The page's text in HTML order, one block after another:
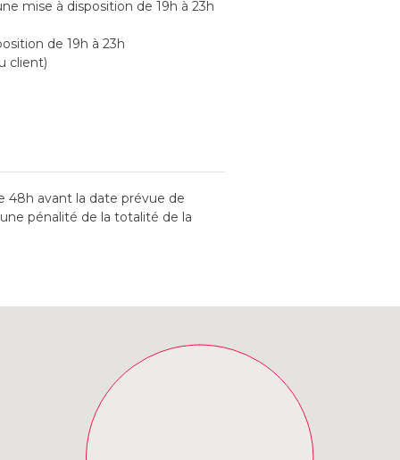
mise à disposition de 19h à 23h
de 19h à 23h
client)
48h avant la date prévue de
pénalité de la totalité de la